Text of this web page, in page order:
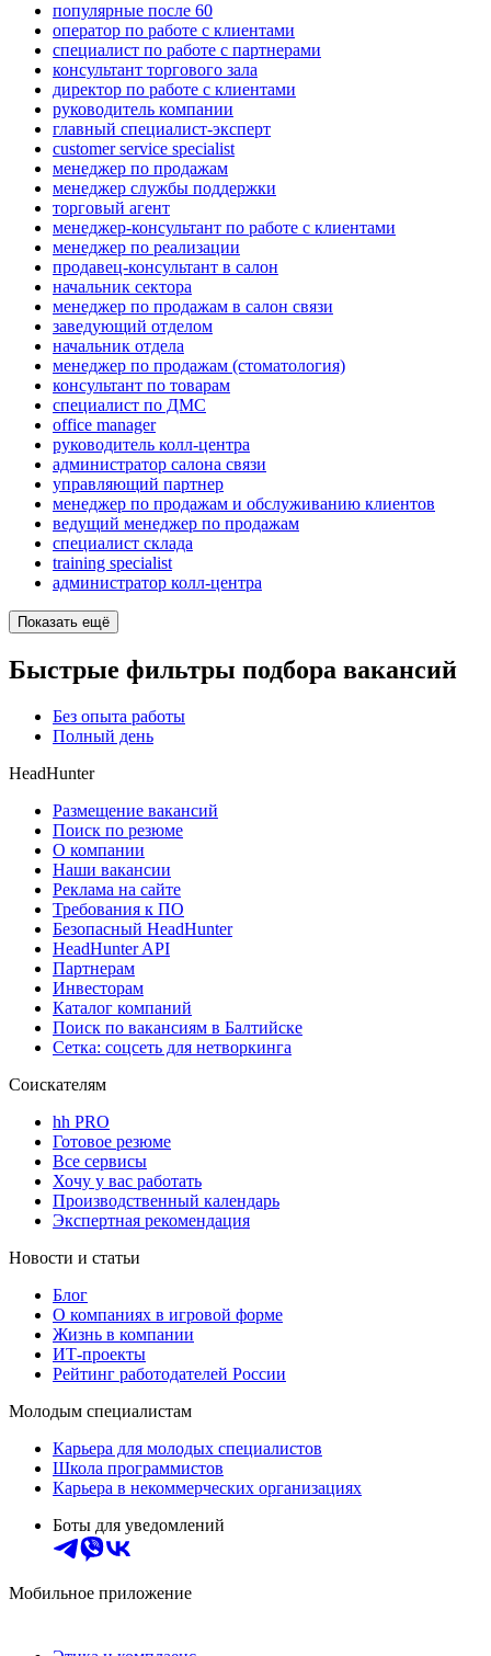
популярные после 60
оператор по работе с клиентами
специалист по работе с партнерами
консультант торгового зала
директор по работе с клиентами
руководитель компании
главный специалист-эксперт
customer service specialist
менеджер по продажам
менеджер службы поддержки
торговый агент
менеджер-консультант по работе с клиентами
менеджер по реализации
продавец-консультант в салон
начальник сектора
менеджер по продажам в салон связи
заведующий отделом
начальник отдела
менеджер по продажам (стоматология)
консультант по товарам
специалист по ДМС
office manager
руководитель колл-центра
администратор салона связи
управляющий партнер
менеджер по продажам и обслуживанию клиентов
ведущий менеджер по продажам
специалист склада
training specialist
администратор колл-центра
Показать ещё
Быстрые фильтры подбора вакансий
Без опыта работы
Полный день
HeadHunter
Размещение вакансий
Поиск по резюме
О компании
Наши вакансии
Реклама на сайте
Требования к ПО
Безопасный HeadHunter
HeadHunter API
Партнерам
Инвесторам
Каталог компаний
Поиск по вакансиям в Балтийске
Сетка: соцсеть для нетворкинга
Соискателям
hh PRO
Готовое резюме
Все сервисы
Хочу у вас работать
Производственный календарь
Экспертная рекомендация
Новости и статьи
Блог
О компаниях в игровой форме
Жизнь в компании
ИТ-проекты
Рейтинг работодателей России
Молодым специалистам
Карьера для молодых специалистов
Школа программистов
Карьера в некоммерческих организациях
Боты для уведомлений
Мобильное приложение